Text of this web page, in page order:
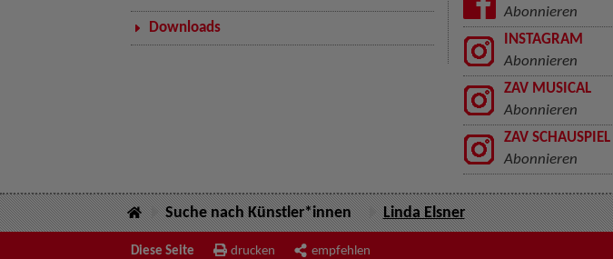
Downloads
Abonnieren
INSTAGRAM
Abonnieren
ZAV MUSICAL
Abonnieren
ZAV SCHAUSPIEL
Abonnieren
Suche nach Künstler*innen Linda Elsner
Diese Seite drucken empfehlen